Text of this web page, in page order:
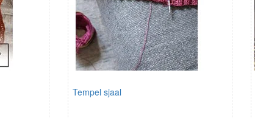
Tempel sjaal